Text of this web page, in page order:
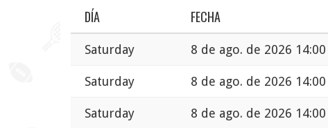
DÍA FECHA
Saturday 8 de ago. de 2026 14:00
Saturday 8 de ago. de 2026 14:00
Saturday 8 de ago. de 2026 14:00